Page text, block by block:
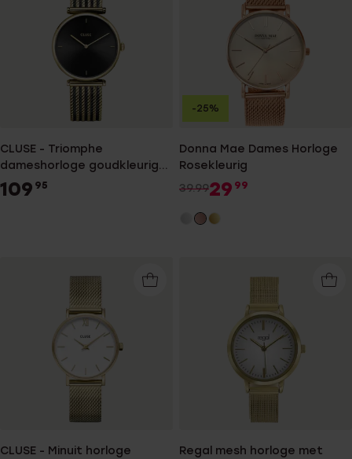
CLUSE - Triomphe
dameshorloge goudkleurig
met zwart
109 95
Donna Mae Dames Horloge
Rosekleurig
39.9929 99
-25%
CLUSE - Minuit horloge
Regal mesh horloge met